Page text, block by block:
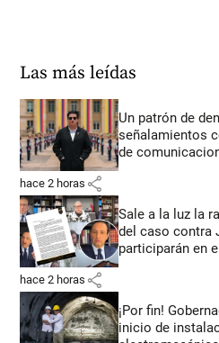
Las más leídas
Un patrón de
señalamientos
de
hace 2 horas share
Sale a la luz la
del caso contra
participarán en
hace 2 horas share
¡Por fin!
inicio de